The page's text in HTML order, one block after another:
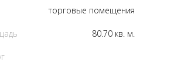
торговые помещения
80.70 кв. м.